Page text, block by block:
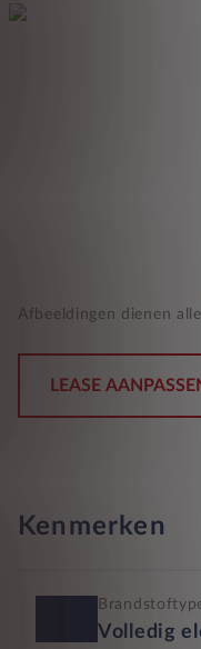
Afbeeldingen dienen
LEASE
Kenmerken
Volledig